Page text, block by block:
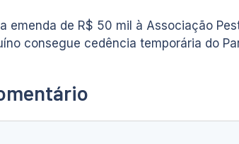
emenda de R$ 50 mil à Associação
consegue cedência temporária do